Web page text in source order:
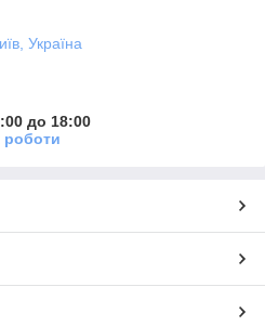
Україна
до 18:00
роботи